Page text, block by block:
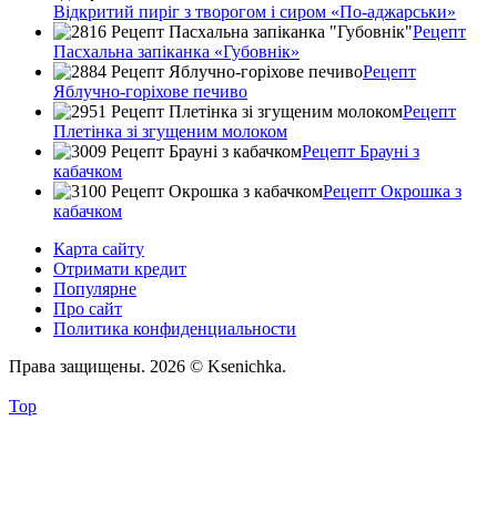
Відкритий пиріг з творогом і сиром «По-аджарськи»
Рецепт
Пасхальна запіканка «Губовнік»
Рецепт
Яблучно-горіхове печиво
Рецепт
Плетінка зі згущеним молоком
Рецепт Брауні з
кабачком
Рецепт Окрошка з
кабачком
Карта сайту
Отримати кредит
Популярне
Про сайт
Политика конфиденциальности
Права защищены. 2026 © Ksenichka.
Top